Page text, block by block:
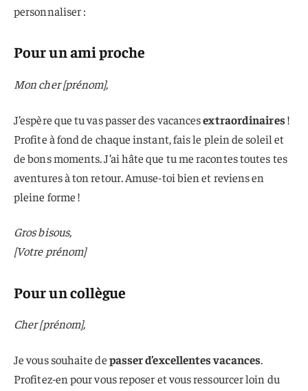
personnaliser :
Pour un ami proche
Mon cher [prénom],
J’espère que tu vas passer des vacancesextraordinaires!
Profite à fond de chaque instant, fais le plein de soleil et
de bons moments. J’ai hâte que tu me racontes toutes tes
aventures à ton retour. Amuse-toi bien et reviens en
pleine forme !
Gros bisous,
[Votre prénom]
Pour un collègue
Cher [prénom],
Je vous souhaite depasser d’excellentes vacances.
Profitez-en pour vous reposer et vous ressourcer loin du